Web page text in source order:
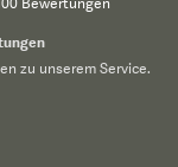
zu unserem Service.